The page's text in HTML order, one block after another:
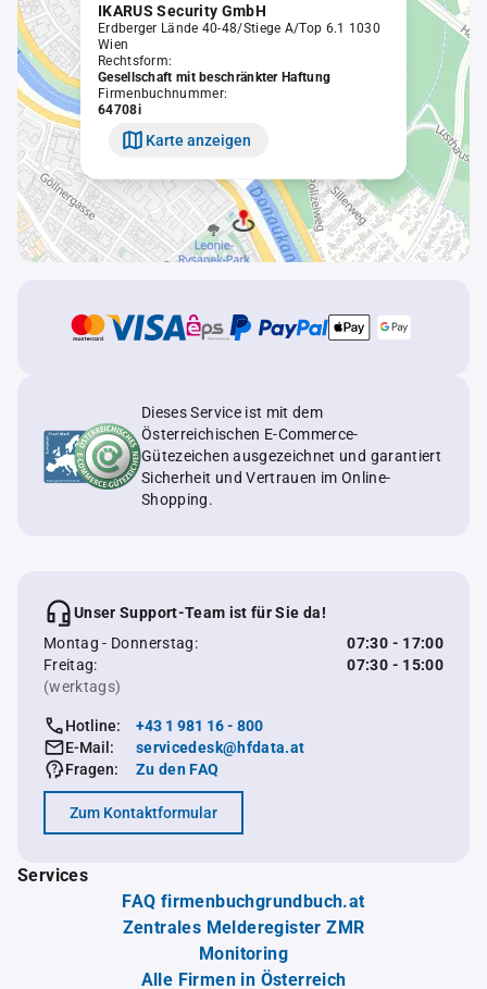
IKARUS Security GmbH
Erdberger Lände 40-48/Stiege A/Top 6.1 1030
Wien
Rechtsform:
Gesellschaft mit beschränkter Haftung
Firmenbuchnummer:
64708i
Karte anzeigen
Dieses Service ist mit dem
Österreichischen E-Commerce-
Gütezeichen ausgezeichnet und garantiert
Sicherheit und Vertrauen im Online-
Shopping.
Unser Support-Team ist für Sie da!
Montag - Donnerstag:
07:30 - 17:00
Freitag:
07:30 - 15:00
(werktags)
Hotline:
+43 1 981 16 - 800
E-Mail:
servicedesk@hfdata.at
Fragen:
Zu den FAQ
Zum Kontaktformular
Services
FAQ firmenbuchgrundbuch.at
Zentrales Melderegister ZMR
Monitoring
Alle Firmen in Österreich